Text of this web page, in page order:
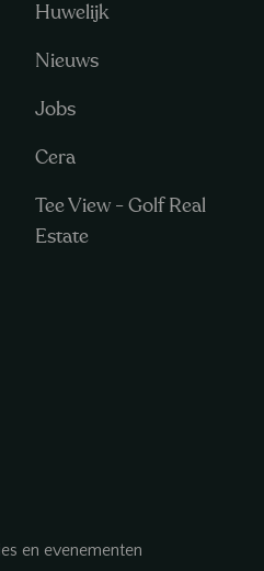
Huwelijk
Nieuws
Jobs
Cera
Tee View - Golf Real
Estate
en evenementen